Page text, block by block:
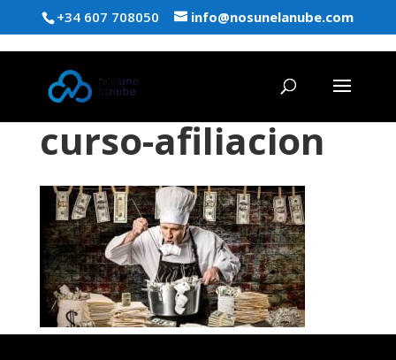
+34 607 708050 info@nosunelanube.com
curso-afiliacion